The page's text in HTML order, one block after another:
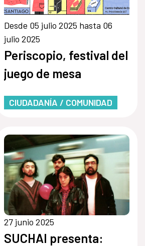
Desde 05 julio 2025 hasta 06
julio 2025
Periscopio, festival del
juego de mesa
CIUDADANÍA / COMUNIDAD
27 junio 2025
SUCHAI presenta: